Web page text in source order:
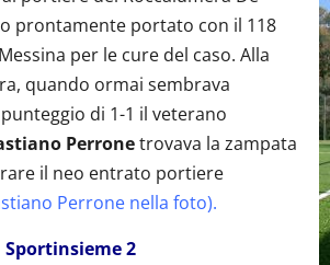
prontamente portato con il 118
per le cure del caso. Alla
quando ormai sembrava
di 1-1 il veterano
Perronetrovava la zampata
il neo entrato portiere
Perrone nella foto).
Sportinsieme 2